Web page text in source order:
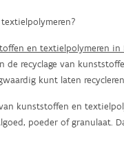
en textielpolymeren in
recyclage van
kunt laten
kunststoffen en
poeder of granulaat.